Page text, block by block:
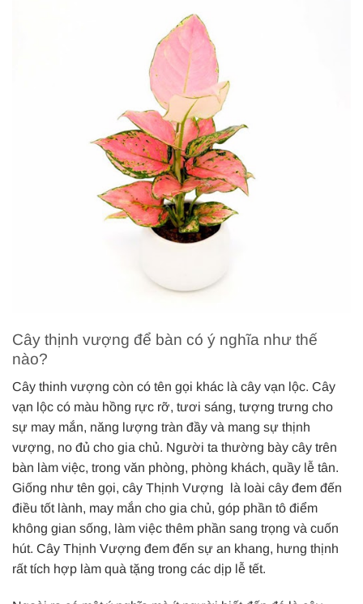
Cây thịnh vượng để bàn có ý nghĩa như thế
nào?
Cây thinh vượng còn có tên gọi khác là cây vạn lộc. Cây
vạn lộc có màu hồng rực rỡ, tươi sáng, tượng trưng cho
sự may mắn, năng lượng tràn đầy và mang sự thịnh
vượng, no đủ cho gia chủ. Người ta thường bày cây trên
bàn làm việc, trong văn phòng, phòng khách, quầy lễ tân.
Giống như tên gọi, cây Thịnh Vượng là loài cây đem đến
điều tốt lành, may mắn cho gia chủ, góp phần tô điểm
không gian sống, làm việc thêm phần sang trọng và cuốn
hút. Cây Thịnh Vượng đem đến sự an khang, hưng thịnh
rất tích hợp làm quà tặng trong các dịp lễ tết.